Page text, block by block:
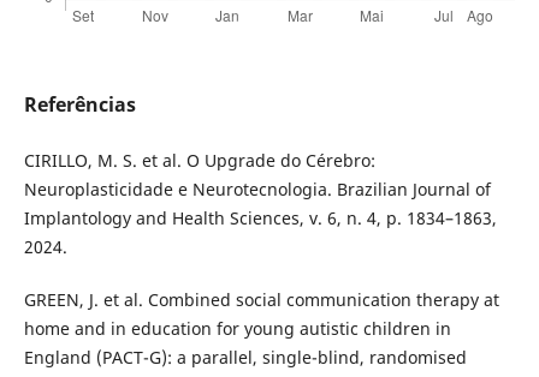
Referências
CIRILLO, M. S. et al. O Upgrade do Cérebro:
Neuroplasticidade e Neurotecnologia. Brazilian Journal of
Implantology and Health Sciences, v. 6, n. 4, p. 1834–1863,
2024.
GREEN, J. et al. Combined social communication therapy at
home and in education for young autistic children in
England (PACT-G): a parallel, single-blind, randomised